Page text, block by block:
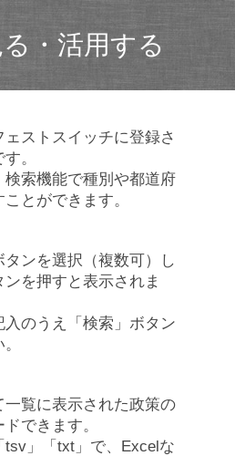
・活用する
ストスイッチに登録さ
。
検索機能で種別や都道府
とができます。
ンを選択（複数可）し
を押すと表示されま
のうえ「検索」ボタン
覧に表示された政策の
できます。
tsv」「txt」で、Excelな